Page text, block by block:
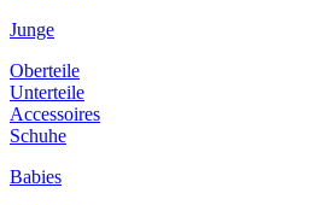
Junge
Oberteile
Unterteile
Accessoires
Schuhe
Babies